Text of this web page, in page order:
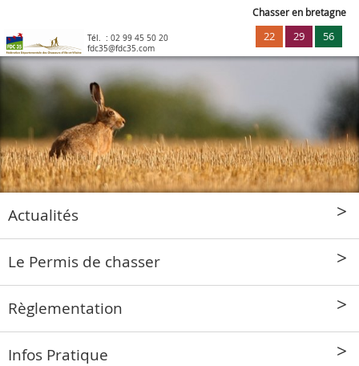
Tél. : 02 99 45 50 20
fdc35@fdc35.com
Chasser en bretagne
22 29 56
Actualités
Le Permis de chasser
Règlementation
Infos Pratique